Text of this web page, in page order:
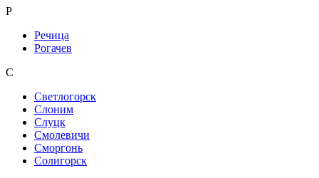
Р
Речица
Рогачев
С
Светлогорск
Слоним
Слуцк
Смолевичи
Сморгонь
Солигорск